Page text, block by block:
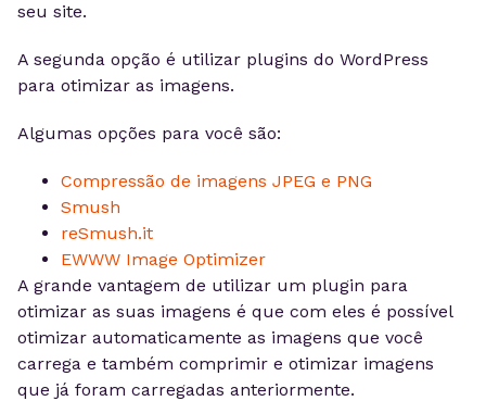
seu site.
A segunda opção é utilizar plugins do WordPress
para otimizar as imagens.
Algumas opções para você são:
Compressão de imagens JPEG e PNG
Smush
reSmush.it
EWWW Image Optimizer
A grande vantagem de utilizar um plugin para
otimizar as suas imagens é que com eles é possível
otimizar automaticamente as imagens que você
carrega e também comprimir e otimizar imagens
que já foram carregadas anteriormente.